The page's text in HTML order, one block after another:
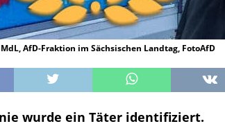
AfD-Fraktion im Sächsischen Landtag, FotoAfD
wurde ein Täter identifiziert.